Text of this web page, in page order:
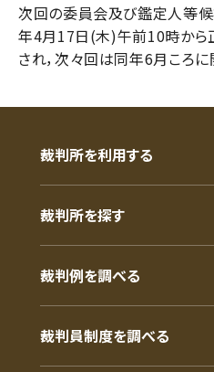
次回の委員会及び鑑定人等
年4月17日(木)午前10時から
され，次々回は同年6月ころ
裁判所を利用する
裁判所を探す
裁判例を調べる
裁判員制度を調べる